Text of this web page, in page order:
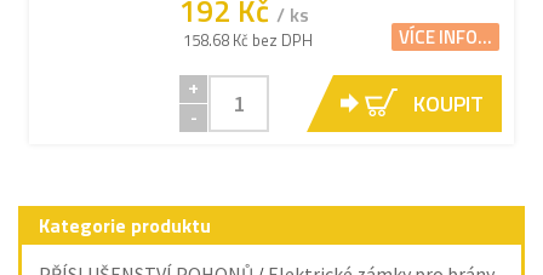
192 Kč / ks
158.68 Kč bez DPH VÍCE INFO...
+
-
KOUPIT
Kategorie produktu